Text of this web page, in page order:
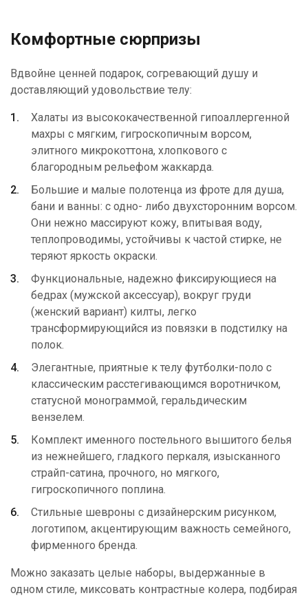
Комфортные сюрпризы
Вдвойне ценней подарок, согревающий душу и
доставляющий удовольствие телу:
Халаты из высококачественной гипоаллергенной
махры с мягким, гигроскопичным ворсом,
элитного микрокоттона, хлопкового с
благородным рельефом жаккарда.
Большие и малые полотенца из фроте для душа,
бани и ванны: с одно- либо двухсторонним ворсом.
Они нежно массируют кожу, впитывая воду,
теплопроводимы, устойчивы к частой стирке, не
теряют яркость окраски.
Функциональные, надежно фиксирующиеся на
бедрах (мужской аксессуар), вокруг груди
(женский вариант) килты, легко
трансформирующийся из повязки в подстилку на
полок.
Элегантные, приятные к телу футболки-поло с
классическим расстегивающимся воротничком,
статусной монограммой, геральдическим
вензелем.
Комплект именного постельного вышитого белья
из нежнейшего, гладкого перкаля, изысканного
страйп-сатина, прочного, но мягкого,
гигроскопичного поплина.
Стильные шевроны с дизайнерским рисунком,
логотипом, акцентирующим важность семейного,
фирменного бренда.
Можно заказать целые наборы, выдержанные в
одном стиле, миксовать контрастные колера, подбирая